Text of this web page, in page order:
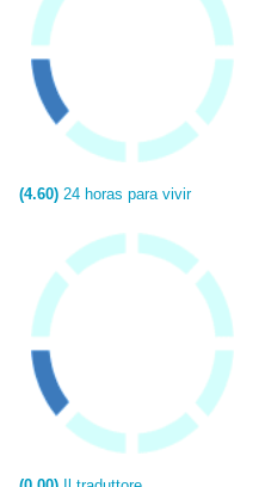
(4.60) 24 horas para vivir